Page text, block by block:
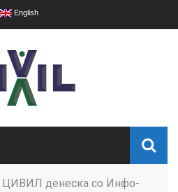
English
ЦИВИЛ денеска со Инфо-